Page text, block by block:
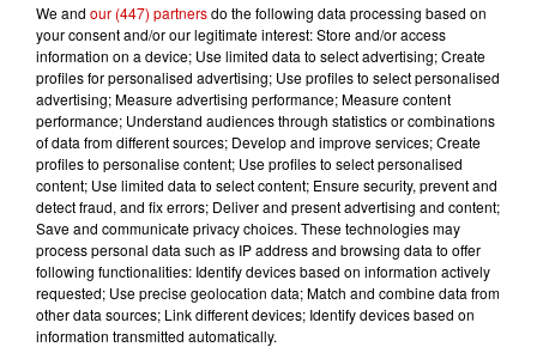
6 août 2026
Invasion de physalies sur des
plages du Sud-Ouest
6 août 2026
À LA UNE : affaire Manon
Relandeau, musée cambriolé et
Amel Bent en...
We and our (447) partnersdo the following data processing based on
your consent and/or our legitimate interest: Store and/or access
information on a device; Use limited data to select advertising; Create
profiles for personalised advertising; Use profiles to select personalised
advertising; Measure advertising performance; Measure content
performance; Understand audiences through statistics or combinations
of data from different sources; Develop and improve services; Create
profiles to personalise content; Use profiles to select personalised
content; Use limited data to select content; Ensure security, prevent and
detect fraud, and fix errors; Deliver and present advertising and content;
Save and communicate privacy choices. These technologies may
process personal data such as IP address and browsing data to offer
following functionalities: Identify devices based on information actively
requested; Use precise geolocation data; Match and combine data from
other data sources; Link different devices; Identify devices based on
information transmitted automatically.